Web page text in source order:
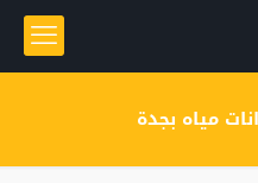
مياه بجدة